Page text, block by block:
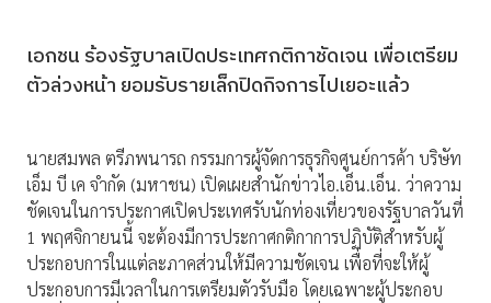
เอกชน ร้องรัฐบาลเปิดประเทศกติกาชัดเจน เพื่อเตรียม
ตัวล่วงหน้า ยอมรับรายเล็กปิดกิจการไปเยอะแล้ว
นายสมพล ตรีภพนารถ กรรมการผู้จัดการธุรกิจศูนย์การค้า บริษัท
เอ็ม บี เค จำกัด (มหาชน) เปิดเผยสำนักข่าวไอ.เอ็น.เอ็น. ว่าความ
ชัดเจนในการประกาศเปิดประเทศรับนักท่องเที่ยวของรัฐบาลวันที่
1 พฤศจิกายนนี้ จะต้องมีการประกาศกติกาการปฏิบัติสำหรับผู้
ประกอบการในแต่ละภาคส่วนให้มีความชัดเจน เพื่อที่จะให้ผู้
ประกอบการมีเวลาในการเตรียมตัวรับมือ โดยเฉพาะผู้ประกอบ